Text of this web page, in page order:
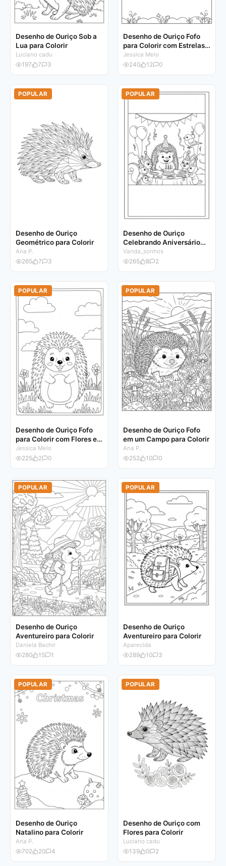
Desenho de Ouriço Sob a
Lua para Colorir
Luciano cadu
197
7 3
Desenho de Ouriço Fofo
para Colorir com Estrelas e
Nuvens
Jessica Melo
240
12 0
POPULAR
Desenho de Ouriço
Geométrico para Colorir
Ana P.
265
7 3
POPULAR
Desenho de Ouriço
Celebrando Aniversário
para Colorir
Vanda_sonhos
265
8 2
POPULAR
Desenho de Ouriço Fofo
para Colorir com Flores e
Nuvens
Jessica Melo
225
2 0
POPULAR
Desenho de Ouriço Fofo
em um Campo para Colorir
Ana P.
252
10 0
POPULAR
Desenho de Ouriço
Aventureiro para Colorir
Daniela Bachir
280
15 1
POPULAR
Desenho de Ouriço
Aventureiro para Colorir
Aparecida
289
10 3
POPULAR
Desenho de Ouriço
Natalino para Colorir
Ana P.
702
20 4
POPULAR
Desenho de Ouriço com
Flores para Colorir
Luciano cadu
139
0 2